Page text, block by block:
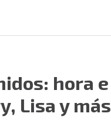
hora e
Lisa y más